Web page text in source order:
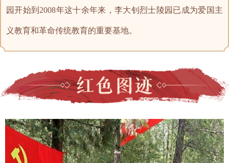
园开始到2008年这十余年来，李大钊烈士陵园已成为爱国主
义教育和革命传统教育的重要基地。